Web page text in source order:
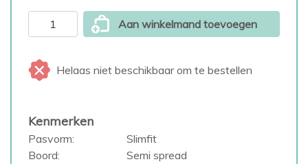
Aan winkelmand toevoegen
Helaas niet beschikbaar om te bestellen
Kenmerken
Pasvorm:
Slimfit
Boord:
Semi spread